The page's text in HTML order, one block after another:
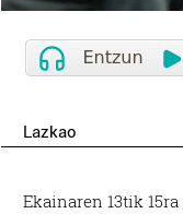
Lazkao
Ekainaren 13tik 15ra